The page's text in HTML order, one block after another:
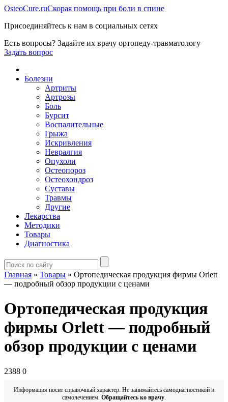
OsteoCure.ruСкорая помощь при боли в спине
Присоединяйтесь к нам в социальных сетях
Есть вопросы? Задайте их врачу ортопеду-травматологу
Задать вопрос
Болезни
Артриты
Артрозы
Боль
Бурсит
Воспалительные
Грыжа
Искривления
Невралгия
Опухоли
Остеопороз
Остеохондроз
Суставы
Травмы
Другие
Лекарства
Методики
Товары
Диагностика
Главная » Товары » Ортопедическая продукция фирмы Orlett
— подробный обзор продукции с ценами
Ортопедическая продукция
фирмы Orlett — подробный
обзор продукции с ценами
2388 0
Информация носит справочный характер. Не занимайтесь самодиагностикой и
самолечением. Обращайтесь ко врачу.